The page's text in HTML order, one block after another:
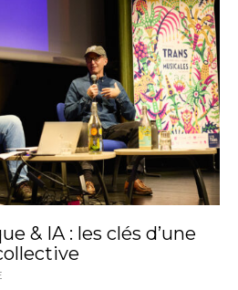
& IA : les clés d’une